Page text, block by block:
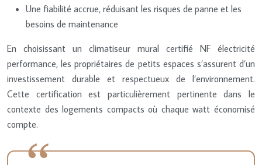
Une fiabilité accrue, réduisant les risques de panne et les
besoins de maintenance
En choisissant un climatiseur mural certifié NF électricité
performance, les propriétaires de petits espaces s’assurent d’un
investissement durable et respectueux de l’environnement.
Cette certification est particulièrement pertinente dans le
contexte des logements compacts où chaque watt économisé
compte.